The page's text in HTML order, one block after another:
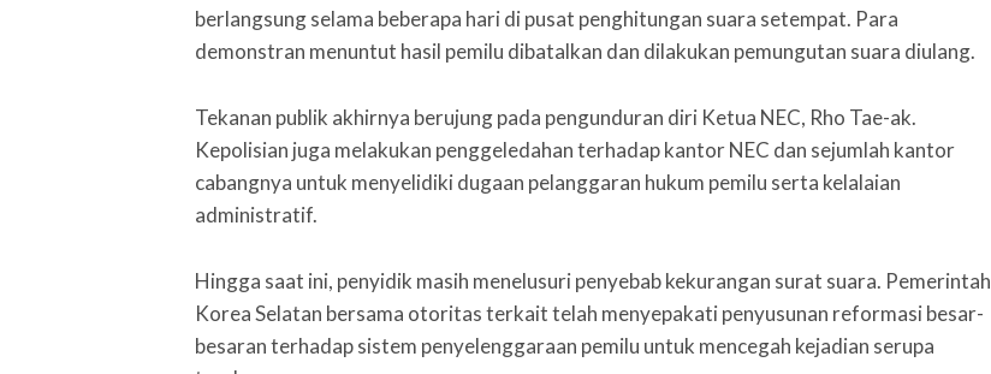
berlangsung selama beberapa hari di pusat penghitungan suara setempat. Para
demonstran menuntut hasil pemilu dibatalkan dan dilakukan pemungutan suara diulang.
Tekanan publik akhirnya berujung pada pengunduran diri Ketua NEC, Rho Tae-ak.
Kepolisian juga melakukan penggeledahan terhadap kantor NEC dan sejumlah kantor
cabangnya untuk menyelidiki dugaan pelanggaran hukum pemilu serta kelalaian
administratif.
Hingga saat ini, penyidik masih menelusuri penyebab kekurangan surat suara. Pemerintah
Korea Selatan bersama otoritas terkait telah menyepakati penyusunan reformasi besar-
besaran terhadap sistem penyelenggaraan pemilu untuk mencegah kejadian serupa